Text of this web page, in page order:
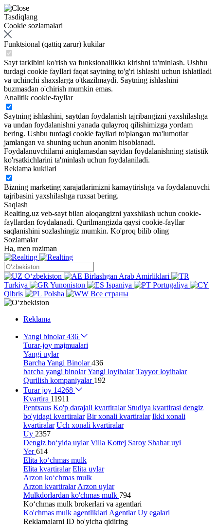
Tasdiqlang
Cookie sozlamalari
Funktsional (qattiq zarur) kukilar
Sayt tarkibini ko'rish va funksionallikka kirishni ta'minlash. Ushbu
turdagi cookie fayllari faqat saytning to'g'ri ishlashi uchun ishlatiladi
va uchinchi shaxslarga o'tkazilmaydi. Saytning ishlashini
buzmasdan o'chirish mumkin emas.
Analitik cookie-fayllar
Saytning ishlashini, saytdan foydalanish tajribangizni yaxshilashga
va undan foydalanishni yanada qulayroq qilishimizga yordam
bering. Ushbu turdagi cookie fayllari to'plangan ma'lumotlar
jamlangan va shuning uchun anonim hisoblanadi.
Foydalanuvchilarni aniqlamasdan saytdan foydalanishning statistik
ko'rsatkichlarini ta'minlash uchun foydalaniladi.
Reklama kukilari
Bizning marketing xarajatlarimizni kamaytirishga va foydalanuvchi
tajribasini yaxshilashga ruxsat bering.
Saqlash
Realting.uz veb-sayt bilan aloqangizni yaxshilash uchun cookie-
fayllardan foydalanadi. Qurilmangizda qaysi cookie-fayllar
saqlanishini sozlashingiz mumkin. Ko'proq bilib oling
Sozlamalar
Ha, men roziman
Oʻzbekiston
Birlashgan Arab Amirliklari
Turkiya
Yunoniston Ispaniya
Portugaliya
Qibris
Polsha Все страны
Reklama
Yangi binolar436
Turar-joy majmualari
Yangi uylar
Barcha Yangi Binolar436
barcha yangi binolarYangi loyihalar Tayyor loyihalar
Qurilish kompaniyalar 192
Turar joy 14268
Kvartira 11911
Pentxaus Ko'p darajali kvartiralar Studiya kvartirasi dengiz
bo'yidagi kvartiralar Bir xonali kvartiralar Ikki xonali
kvartiralar Uch xonali kvartiralar
Uy 2357
Dengiz bo‘yida uylar Villa Kottej Saroy Shahar uyi
Yer614
Elita ko‘chmas mulk
Elita kvartiralar Elita uylar
Arzon ko‘chmas mulk
Arzon kvartiralar Arzon uylar
Mulkdorlardan ko'chmas mulk 794
Ko‘chmas mulk brokerlari va agentlari
Ko'chmas mulk agentliklari Agentlar Uy egalari
Reklamalarni ID bo'yicha qidiring